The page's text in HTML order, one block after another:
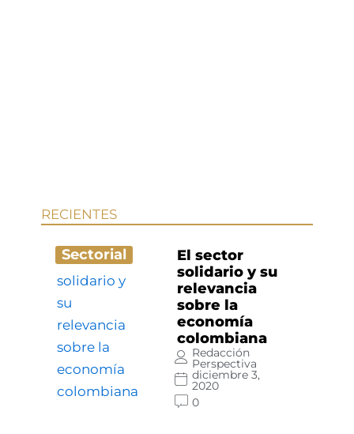
RECIENTES
Sectorial
El sector
solidario y su
relevancia
sobre la
economía
colombiana
Redacción
Perspectiva
diciembre 3,
2020
0